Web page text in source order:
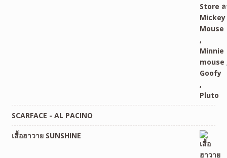
SCARFACE - AL PACINO
เสื้อฮาวาย SUNSHINE